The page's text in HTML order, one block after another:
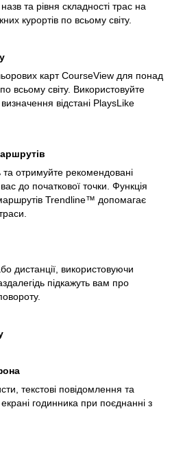
та рівня складності трас на
курортів по всьому світу.
карт CourseView для понад
всьому світу. Використовуйте
відстані PlaysLike
та отримуйте рекомендовані
до початкової точки. Функція
Trendline™ допомагає
дистанції, використовуючи
підкажуть вам про
текстові повідомлення та
годинника при поєднанні з